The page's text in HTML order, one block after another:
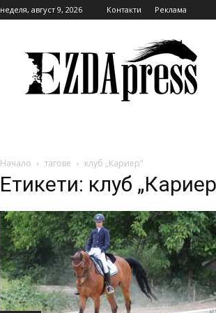
неделя, август 9, 2026 Контакти Реклама
Начало тагове клуб „Кариер“
Етикети: клуб